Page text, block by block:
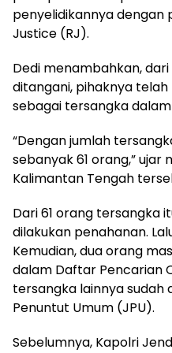
penyelidikannya
Justice (RJ).
Dedi menambahkan,
ditangani, pihaknya
sebagai tersangka
“Dengan jumlah
sebanyak 61 orang,” ujar
Kalimantan Tengah
Dari 61 orang tersangka
dilakukan penahanan.
Kemudian, dua orang
dalam Daftar Pencarian
tersangka lainnya sudah
Penuntut Umum (JPU).
Sebelumnya, Kapolri